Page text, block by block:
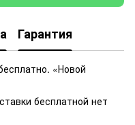
Гарантия
«Новой
бесплатной нет